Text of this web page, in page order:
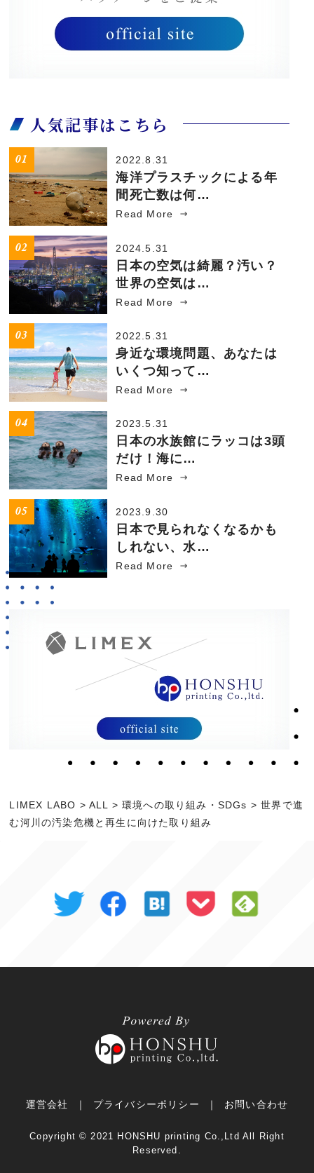
人気記事はこちら
2022.8.31
海洋プラスチックによる年
間死亡数は何…
Read More
2024.5.31
日本の空気は綺麗？汚い？
世界の空気は…
Read More
2022.5.31
身近な環境問題、あなたは
いくつ知って…
Read More
2023.5.31
日本の水族館にラッコは3頭
だけ！海に…
Read More
2023.9.30
日本で見られなくなるかも
しれない、水…
Read More
LIMEX LABO > ALL >環境への取り組み・SDGs >世界で進
む河川の汚染危機と再生に向けた取り組み
運営会社 プライバシーポリシー お問い合わせ
Copyright ©︎ 2021 HONSHU printing Co.,Ltd All Right
Reserved.